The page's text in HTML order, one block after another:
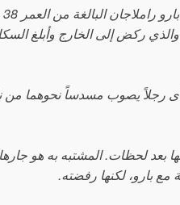
ركض إلى الخارج وأبلغ
رجلاً يصوب مسدساً نحوهما
لحظات. المشتبه به هو جارها